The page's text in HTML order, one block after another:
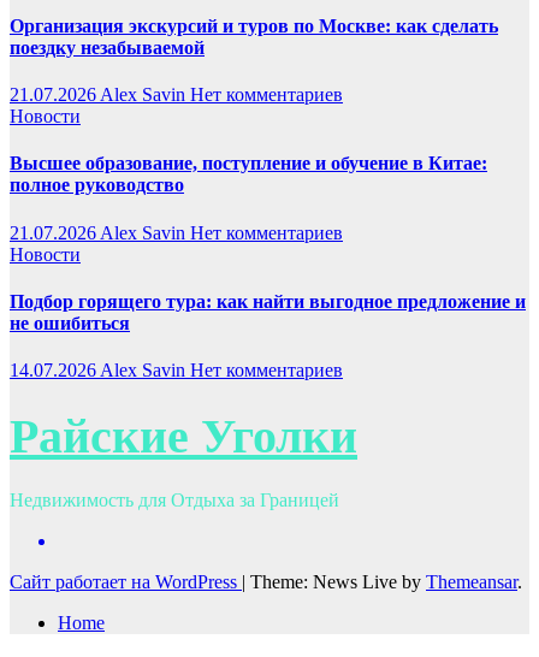
Организация экскурсий и туров по Москве: как сделать
поездку незабываемой
21.07.2026 Alex Savin Нет комментариев
Новости
Высшее образование, поступление и обучение в Китае:
полное руководство
21.07.2026 Alex Savin Нет комментариев
Новости
Подбор горящего тура: как найти выгодное предложение и
не ошибиться
14.07.2026 Alex Savin Нет комментариев
Райские Уголки
Недвижимость для Отдыха за Границей
Сайт работает на WordPress | Theme: News Live by Themeansar.
Home